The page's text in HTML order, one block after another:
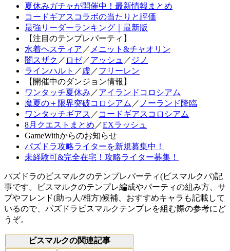
夏休みガチャが開催中！最新情報まとめ
コードギアスコラボの当たりと評価
最強リーダーランキング｜最新版
【注目のテンプレパーティ】
水着ヘスティア ／ メニット&チャオリン
闇スザク ／ ロゼ／アッシュ ／ ジノ
ラインハルト ／ 虚 ／フリーレン
【開催中のダンジョン情報】
ワンタッチ夏休み ／アイランドコロシアム
魔夏の＋限界突破コロシアム ／ ノーランド降臨
ワンタッチギアス ／ コードギアスコロシアム
8月クエストまとめ ／EXラッシュ
GameWithからのお知らせ
パズドラ攻略ライターを新規募集中！
未経験可&完全在宅！攻略ライター募集！
パズドラのビスマルクのテンプレパーティ(ビスマルクパ)記
事です。ビスマルクのテンプレ編成やパーティの組み方、サ
ブやフレンド(助っ人/相方)候補、おすすめキャラも記載して
いるので、パズドラビスマルクテンプレを組む際の参考にど
うぞ。
ビスマルクの関連記事